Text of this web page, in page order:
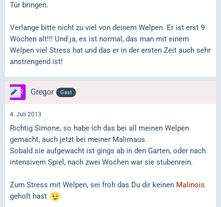
Tür bringen.
Verlange bitte nicht zu viel von deinem Welpen. Er ist erst 9
Wochen alt!!! Und ja, es ist normal, das man mit einem
Welpen viel Stress hat und das er in der ersten Zeit auch sehr
anstrengend ist!
Gregor Gast
4. Juli 2013
Richtig Simone, so habe ich das bei all meinen Welpen
gemacht, auch jetzt bei meiner Malimaus.
Sobald sie aufgewacht ist gings ab in den Garten, oder nach
intensivem Spiel, nach zwei Wochen war sie stubenrein.
Zum Stress mit Welpen, sei froh das Du dir keinen Malinois
geholt hast